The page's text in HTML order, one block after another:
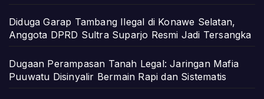
Diduga Garap Tambang Ilegal di Konawe Selatan,
Anggota DPRD Sultra Suparjo Resmi Jadi Tersangka
Dugaan Perampasan Tanah Legal: Jaringan Mafia
Puuwatu Disinyalir Bermain Rapi dan Sistematis